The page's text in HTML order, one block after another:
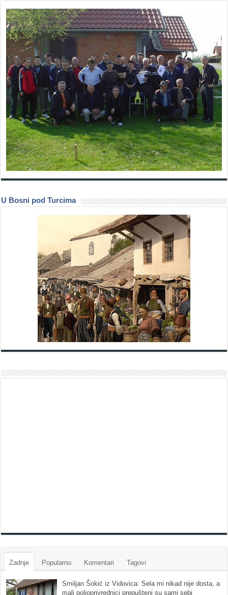
U Bosni pod Turcima
Zadnje Popularno Komentari Tagovi
Smiljan Šokić iz Vidovica: Sela mi nikad nije dosta, a
mali poljoprivrednici prepušteni su sami sebi